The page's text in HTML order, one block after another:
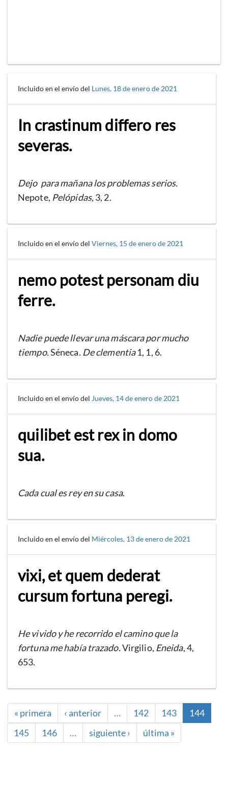
Incluido en el envío del Lunes, 18 de enero de 2021
In crastinum differo res
severas.
Dejo para mañana los problemas serios.
Nepote, Pelópidas,3, 2.
Incluido en el envío del Viernes, 15 de enero de 2021
nemo potest personam diu
ferre.
Nadie puede llevar una máscara por mucho
tiempo.Séneca. De clementia1, 1, 6.
Incluido en el envío del Jueves, 14 de enero de 2021
quilibet est rex in domo
sua.
Cada cual es rey en su casa.
Incluido en el envío del Miércoles, 13 de enero de 2021
vixi, et quem dederat
cursum fortuna peregi.
He vivido y he recorrido el camino que la
fortuna me había trazado.Virgilio, Eneida, 4,
653.
« primera ‹ anterior … 142 143
144
145
146 … siguiente › última »